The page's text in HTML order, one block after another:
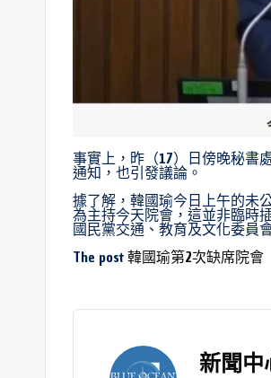
事實上，昨（17）日傍晚秘書
通知，也引發議論。
據了解，韓國瑜今日上午的未
為主持今天院會，這並非臨時
國民黨交通、教育及文化委員
The post韓國瑜第2次缺席院
新聞中